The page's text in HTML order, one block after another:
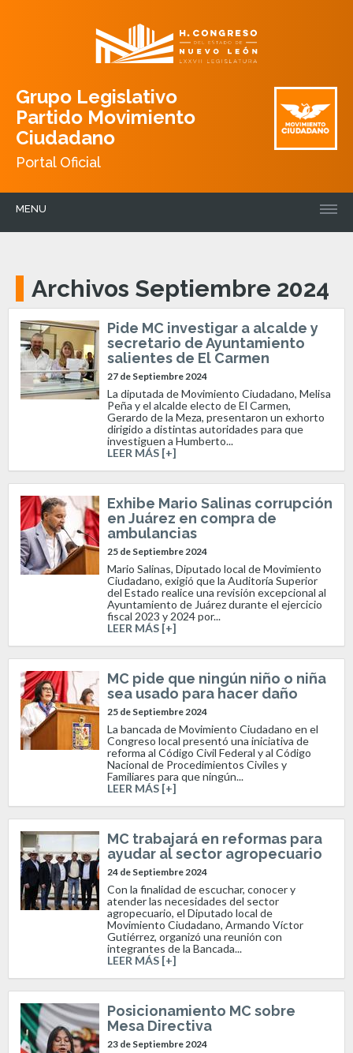
Grupo Legislativo
Partido Movimiento
Ciudadano
Portal Oficial
MENU
Archivos Septiembre 2024
Pide MC investigar a alcalde y
secretario de Ayuntamiento
salientes de El Carmen
27 de Septiembre 2024
La diputada de Movimiento Ciudadano, Melisa
Peña y el alcalde electo de El Carmen,
Gerardo de la Meza, presentaron un exhorto
dirigido a distintas autoridades para que
investiguen a Humberto...
LEER MÁS [+]
Exhibe Mario Salinas corrupción
en Juárez en compra de
ambulancias
25 de Septiembre 2024
Mario Salinas, Diputado local de Movimiento
Ciudadano, exigió que la Auditoría Superior
del Estado realice una revisión excepcional al
Ayuntamiento de Juárez durante el ejercicio
fiscal 2023 y 2024 por...
LEER MÁS [+]
MC pide que ningún niño o niña
sea usado para hacer daño
25 de Septiembre 2024
La bancada de Movimiento Ciudadano en el
Congreso local presentó una iniciativa de
reforma al Código Civil Federal y al Código
Nacional de Procedimientos Civiles y
Familiares para que ningún...
LEER MÁS [+]
MC trabajará en reformas para
ayudar al sector agropecuario
24 de Septiembre 2024
Con la finalidad de escuchar, conocer y
atender las necesidades del sector
agropecuario, el Diputado local de
Movimiento Ciudadano, Armando Víctor
Gutiérrez, organizó una reunión con
integrantes de la Bancada...
LEER MÁS [+]
Posicionamiento MC sobre
Mesa Directiva
23 de Septiembre 2024